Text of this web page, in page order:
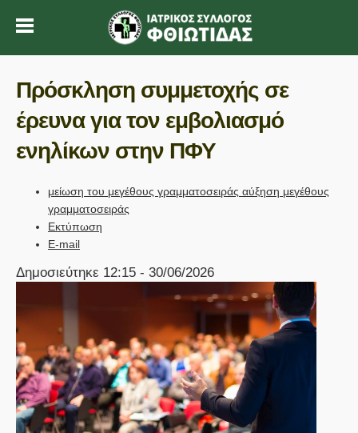
Πρόσκληση συμμετοχής σε
έρευνα για τον εμβολιασμό
ενηλίκων στην ΠΦΥ
μείωση του μεγέθους γραμματοσειράς αύξηση μεγέθους
γραμματοσειράς
Εκτύπωση
E-mail
Δημοσιεύτηκε 12:15 - 30/06/2026